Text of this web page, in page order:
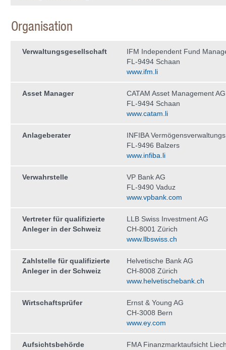
Organisation
Verwaltungs­gesellschaft
IFM Independent Fund
FL-9494 Schaan
www.ifm.li
Asset Manager
CATAM Asset Management AG
FL-9494 Schaan
www.catam.li
Anlageberater
INFIBA
FL-9496 Balzers
www.infiba.li
Verwahrstelle
VP Bank AG
FL-9490 Vaduz
www.vpbank.com
Vertreter für qualifizierte
Anleger in der Schweiz
LLB Swiss Investment AG
CH-8001 Zürich
www.llbswiss.ch
Zahlstelle für qualifizierte
Anleger in der Schweiz
Helvetische Bank AG
CH-8008 Zürich
www.helvetischebank.ch
Wirtschaftsprüfer
Ernst & Young AG
CH-3008 Bern
www.ey.com
Aufsichtsbehörde
FMA Finanzmarktaufsicht